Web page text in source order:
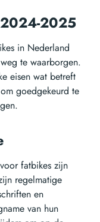
2025
in Nederland
te waarborgen.
eisen wat betreft
goedgekeurd te
fatbikes zijn
regelmatige
en
van hun